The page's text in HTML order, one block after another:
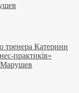
тренера Катерини
практиків»